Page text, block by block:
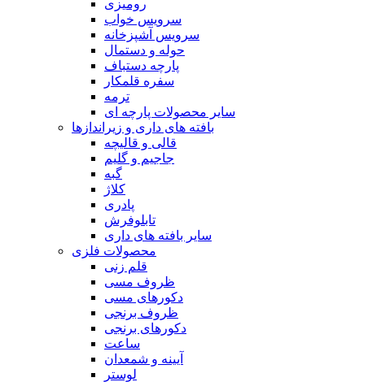
رومیزی
سرویس خواب
سرویس آشپزخانه
حوله و دستمال
پارچه دستباف
سفره قلمکار
ترمه
سایر محصولات پارچه ای
بافته های داری و زیراندازها
قالی و قالیچه
جاجیم و گلیم
گبه
کلاژ
پادری
تابلوفرش
سایر بافته های داری
محصولات فلزی
قلم زنی
ظروف مسی
دکورهای مسی
ظروف برنجی
دکورهای برنجی
ساعت
آیینه و شمعدان
لوستر